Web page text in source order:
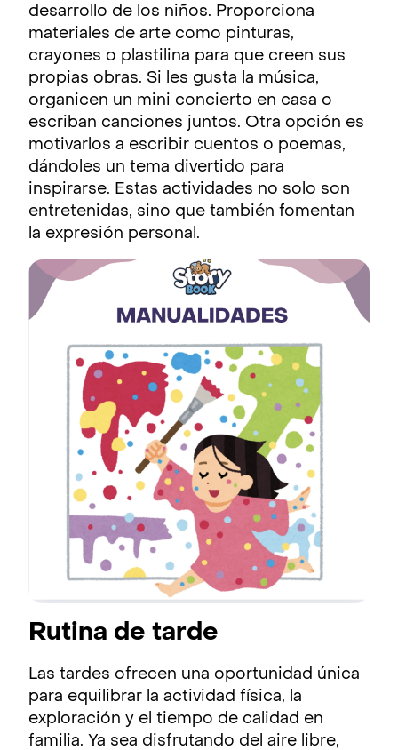
desarrollo de los niños. Proporciona
materiales de arte como pinturas,
crayones o plastilina para que creen sus
propias obras. Si les gusta la música,
organicen un mini concierto en casa o
escriban canciones juntos. Otra opción es
motivarlos a escribir cuentos o poemas,
dándoles un tema divertido para
inspirarse. Estas actividades no solo son
entretenidas, sino que también fomentan
la expresión personal.
Rutina de tarde
Las tardes ofrecen una oportunidad única
para equilibrar la actividad física, la
exploración y el tiempo de calidad en
familia. Ya sea disfrutando del aire libre,